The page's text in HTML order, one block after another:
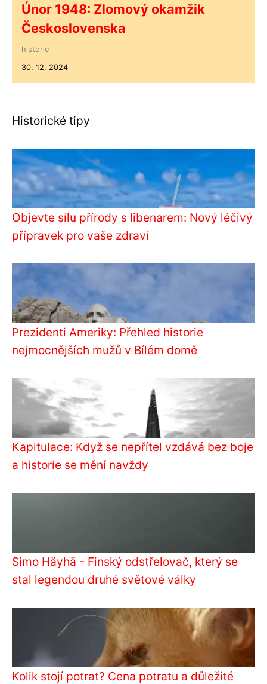
Únor 1948: Zlomový okamžik
Československa
historie
30. 12. 2024
Historické tipy
Objevte sílu přírody s libenarem: Nový léčivý
přípravek pro vaše zdraví
Prezidenti Ameriky: Přehled historie
nejmocnějších mužů v Bílém domě
Kapitulace: Když se nepřítel vzdává bez boje
a historie se mění navždy
Simo Häyhä - Finský odstřelovač, který se
stal legendou druhé světové války
Kolik stojí potrat? Cena potratu a důležité